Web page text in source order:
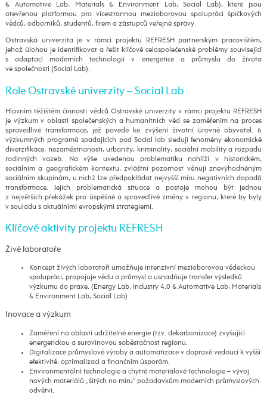
& Automotive Lab, Materials & Environment Lab, Social Lab), které jsou
otevřenou platformou pro vícestrannou mezioborovou spolupráci špičkových
vědců, odborníků, studentů, firem a zástupců veřejné správy.
Ostravská univerzita je v rámci projektu REFRESH partnerským pracovištěm,
jehož úlohou je identifikovat a řešit klíčové celospolečenské problémy související
s adaptací moderních technologií v energetice a průmyslu do života
ve společnosti (Social Lab).
Role Ostravské univerzity – Social Lab
Hlavním těžištěm činnosti vědců Ostravské univerzity v rámci projektu REFRESH
je výzkum v oblasti společenských a humanitních věd se zaměřením na proces
spravedlivé transformace, jež povede ke zvýšení životní úrovně obyvatel. 6
výzkumných programů spadajících pod Social lab sledují fenomény ekonomické
diverzifikace, nezaměstnanosti, urbanity, kriminality, sociální mobility a rozpadu
rodinných vazeb. Na výše uvedenou problematiku nahlíží v historickém,
sociálním a geografickém kontextu, zvláštní pozornost věnují znevýhodněným
sociálním skupinám, u nichž lze předpokládat nejvyšší míru negativních dopadů
transformace. Jejich problematická situace a postoje mohou být jednou
z největších překážek pro úspěšné a spravedlivé změny v regionu, které by byly
v souladu s aktuálními evropskými strategiemi.
Klíčové aktivity projektu REFRESH
Živé laboratoře
Koncept živých laboratoří umožňuje intenzivní mezioborovou vědeckou
spolupráci, propojuje vědu a průmysl a usnadňuje transfer výsledků
výzkumu do praxe. (Energy Lab, Industry 4.0 & Automative Lab, Materials
& Environment Lab, Social Lab)
Inovace a výzkum
Zaměření na oblasti udržitelné energie (tzv. dekarbonizace) zvyšující
energetickou a surovinovou soběstačnost regionu.
Digitalizace průmyslové výroby a automatizace v dopravě vedoucí k vyšší
efektivitě, optimalizaci a finančním úsporám.
Environmentální technologie a chytré materiálové technologie – vývoj
nových materiálů „šitých na míru“ požadavkům moderních průmyslových
odvětví.